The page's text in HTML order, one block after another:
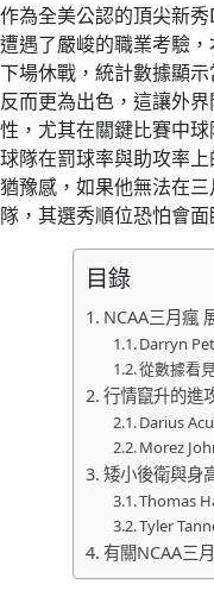
作為全美公認的頂尖新
遭遇了嚴峻的職業考驗
下場休戰，統計數據顯
反而更為出色，這讓外
性，尤其在關鍵比賽中
球隊在罰球率與助攻率
猶豫感，如果他無法在
隊，其選秀順位恐怕會
目錄
NCAA三月瘋
Darryn
從數據看
行情竄升的進
Darius
Morez
矮小後衛與身
Thomas
Tyler
有關NCAA三